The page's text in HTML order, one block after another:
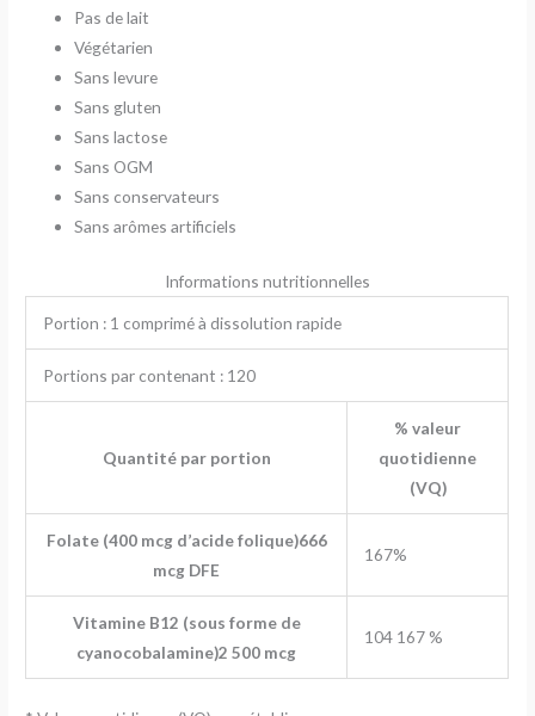
Pas de lait
Végétarien
Sans levure
Sans gluten
Sans lactose
Sans OGM
Sans conservateurs
Sans arômes artificiels
Informations nutritionnelles
Portion : 1 comprimé à dissolution rapide
Portions par contenant : 120
Quantité par portion
% valeur
quotidienne
(VQ)
Folate (400 mcg d’acide folique)666
mcg DFE
167%
Vitamine B12 (sous forme de
cyanocobalamine)2 500 mcg
104 167 %